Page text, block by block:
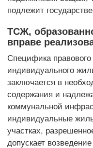
подлежит
ТСЖ,
вправе
Специфика
индивидуального
заключается в
содержания и
коммунальной
индивидуальные
участках,
допускает